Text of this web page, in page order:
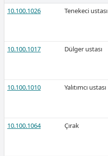
10.100.1026 Tenekeci ustası
10.100.1017 Dülger ustası
10.100.1010 Yalıtımcı ustası
10.100.1064 Çırak